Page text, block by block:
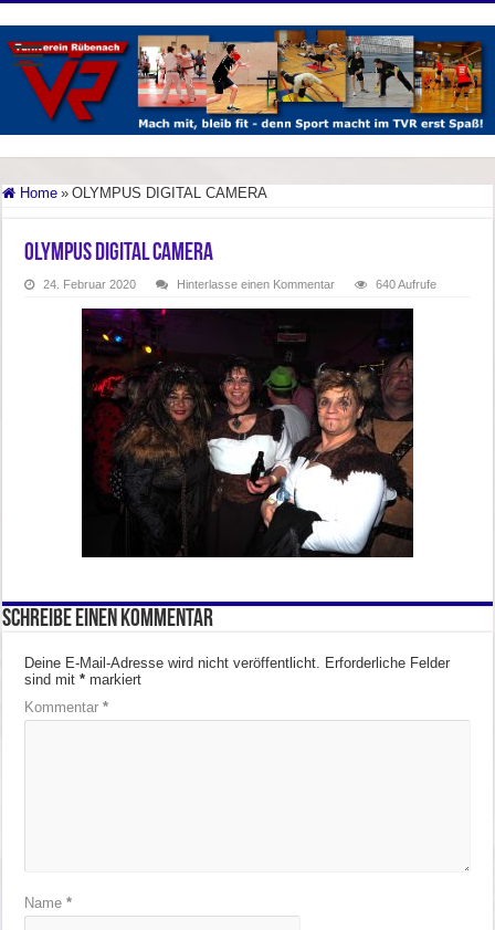
Home » OLYMPUS DIGITAL CAMERA
OLYMPUS DIGITAL CAMERA
24. Februar 2020 Hinterlasse einen Kommentar 640 Aufrufe
Schreibe einen Kommentar
Deine E-Mail-Adresse wird nicht veröffentlicht. Erforderliche Felder
sind mit* markiert
Kommentar*
Name*